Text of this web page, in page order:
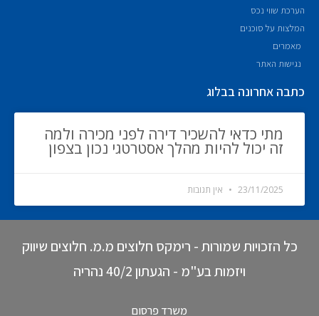
הערכת שווי נכס
המלצות על סוכנים
מאמרים
נגישות האתר
כתבה אחרונה בבלוג
מתי כדאי להשכיר דירה לפני מכירה ולמה
זה יכול להיות מהלך אסטרטגי נכון בצפון
23/11/2025 אין תגובות
כל הזכויות שמורות - רימקס חלוצים מ.מ. חלוצים שיווק
ויזמות בע"מ - הגעתון 40/2 נהריה
משרד פרסום